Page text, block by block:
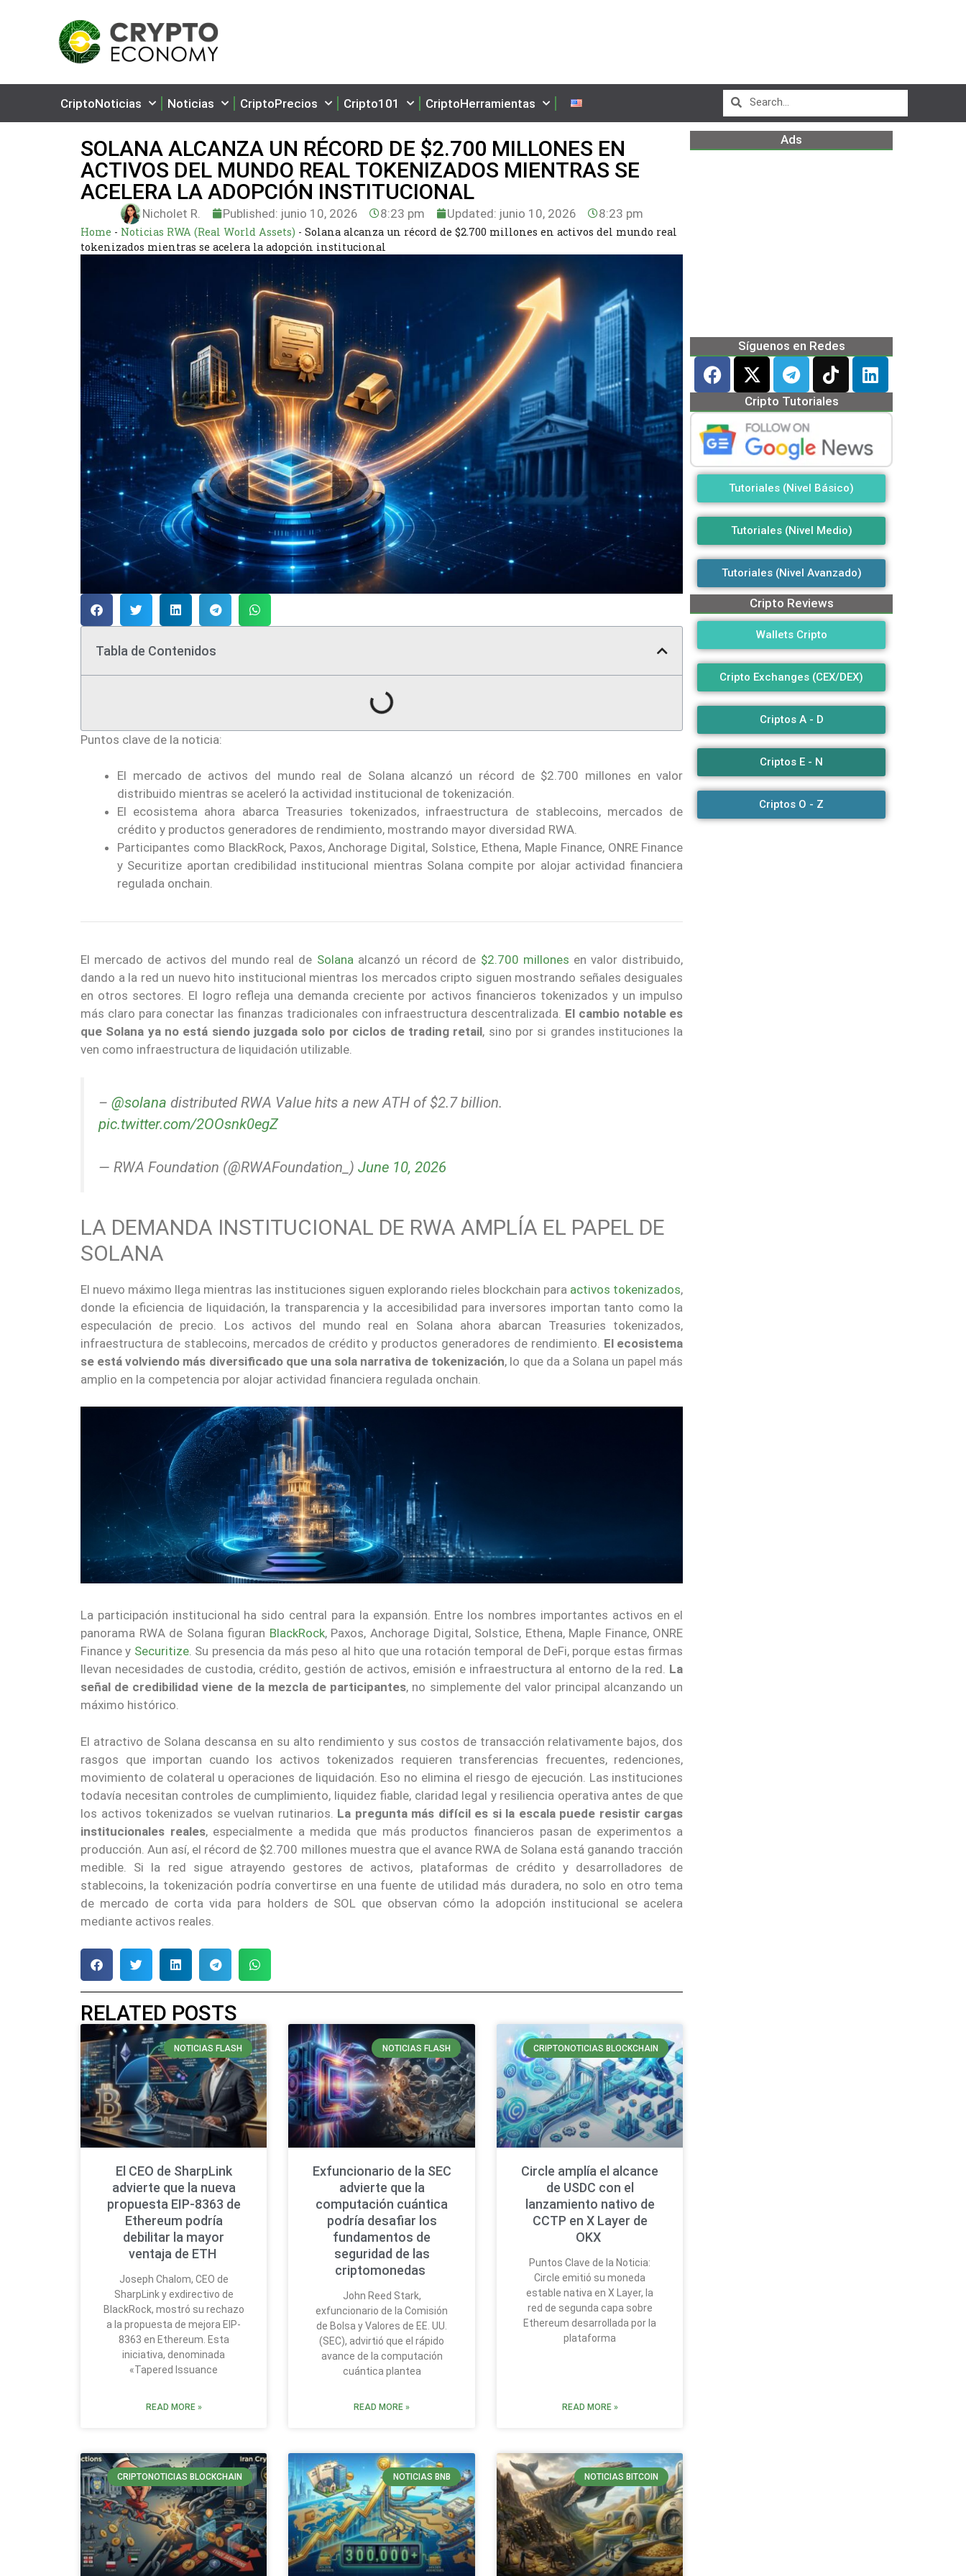
CriptoNoticias Noticias CriptoPrecios Cripto101 CriptoHerramientas
SOLANA ALCANZA UN RÉCORD DE $2.700 MILLONES EN
ACTIVOS DEL MUNDO REAL TOKENIZADOS MIENTRAS SE
ACELERA LA ADOPCIÓN INSTITUCIONAL
Nicholet R. Published: junio 10, 2026 8:23 pm Updated: junio 10, 2026 8:23 pm
Home - Noticias RWA (Real World Assets) - Solana alcanza un récord de $2.700 millones en activos del mundo real
tokenizados mientras se acelera la adopción institucional
Tabla de Contenidos
Puntos clave de la noticia:
El mercado de activos del mundo real de Solana alcanzó un récord de $2.700 millones en valor
distribuido mientras se aceleró la actividad institucional de tokenización.
El ecosistema ahora abarca Treasuries tokenizados, infraestructura de stablecoins, mercados de
crédito y productos generadores de rendimiento, mostrando mayor diversidad RWA.
Participantes como BlackRock, Paxos, Anchorage Digital, Solstice, Ethena, Maple Finance, ONRE Finance
y Securitize aportan credibilidad institucional mientras Solana compite por alojar actividad financiera
regulada onchain.
El mercado de activos del mundo real de Solanaalcanzó un récord de $2.700 millones en valor distribuido,
dando a la red un nuevo hito institucional mientras los mercados cripto siguen mostrando señales desiguales
en otros sectores. El logro refleja una demanda creciente por activos financieros tokenizados y un impulso
más claro para conectar las finanzas tradicionales con infraestructura descentralizada. El cambio notable es
que Solana ya no está siendo juzgada solo por ciclos de trading retail, sino por si grandes instituciones la
ven como infraestructura de liquidación utilizable.
– @solana distributed RWA Value hits a new ATH of $2.7 billion.
pic.twitter.com/2OOsnk0egZ
— RWA Foundation (@RWAFoundation_) June 10, 2026
LA DEMANDA INSTITUCIONAL DE RWA AMPLÍA EL PAPEL DE
SOLANA
El nuevo máximo llega mientras las instituciones siguen explorando rieles blockchain para activos tokenizados,
donde la eficiencia de liquidación, la transparencia y la accesibilidad para inversores importan tanto como la
especulación de precio. Los activos del mundo real en Solana ahora abarcan Treasuries tokenizados,
infraestructura de stablecoins, mercados de crédito y productos generadores de rendimiento. El ecosistema
se está volviendo más diversificado que una sola narrativa de tokenización, lo que da a Solana un papel más
amplio en la competencia por alojar actividad financiera regulada onchain.
La participación institucional ha sido central para la expansión. Entre los nombres importantes activos en el
panorama RWA de Solana figuran BlackRock, Paxos, Anchorage Digital, Solstice, Ethena, Maple Finance, ONRE
Finance y Securitize. Su presencia da más peso al hito que una rotación temporal de DeFi, porque estas firmas
llevan necesidades de custodia, crédito, gestión de activos, emisión e infraestructura al entorno de la red. La
señal de credibilidad viene de la mezcla de participantes, no simplemente del valor principal alcanzando un
máximo histórico.
El atractivo de Solana descansa en su alto rendimiento y sus costos de transacción relativamente bajos, dos
rasgos que importan cuando los activos tokenizados requieren transferencias frecuentes, redenciones,
movimiento de colateral u operaciones de liquidación. Eso no elimina el riesgo de ejecución. Las instituciones
todavía necesitan controles de cumplimiento, liquidez fiable, claridad legal y resiliencia operativa antes de que
los activos tokenizados se vuelvan rutinarios. La pregunta más difícil es si la escala puede resistir cargas
institucionales reales, especialmente a medida que más productos financieros pasan de experimentos a
producción. Aun así, el récord de $2.700 millones muestra que el avance RWA de Solana está ganando tracción
medible. Si la red sigue atrayendo gestores de activos, plataformas de crédito y desarrolladores de
stablecoins, la tokenización podría convertirse en una fuente de utilidad más duradera, no solo en otro tema
de mercado de corta vida para holders de SOL que observan cómo la adopción institucional se acelera
mediante activos reales.
RELATED POSTS
NOTICIAS FLASH
El CEO de SharpLink
advierte que la nueva
propuesta EIP-8363 de
Ethereum podría
debilitar la mayor
ventaja de ETH
Joseph Chalom, CEO de
SharpLink y exdirectivo de
BlackRock, mostró su rechazo
a la propuesta de mejora EIP-
8363 en Ethereum. Esta
iniciativa, denominada
«Tapered Issuance
READ MORE »
NOTICIAS FLASH
Exfuncionario de la SEC
advierte que la
computación cuántica
podría desafiar los
fundamentos de
seguridad de las
criptomonedas
John Reed Stark,
exfuncionario de la Comisión
de Bolsa y Valores de EE. UU.
(SEC), advirtió que el rápido
avance de la computación
cuántica plantea
READ MORE »
CRIPTONOTICIAS BLOCKCHAIN
Circle amplía el alcance
de USDC con el
lanzamiento nativo de
CCTP en X Layer de
OKX
Puntos Clave de la Noticia:
Circle emitió su moneda
estable nativa en X Layer, la
red de segunda capa sobre
Ethereum desarrollada por la
plataforma
READ MORE »
CRIPTONOTICIAS BLOCKCHAIN NOTICIAS BNB NOTICIAS BITCOIN
Ads
Síguenos en Redes
Cripto Tutoriales
Tutoriales (Nivel Básico)
Tutoriales (Nivel Medio)
Tutoriales (Nivel Avanzado)
Cripto Reviews
Wallets Cripto
Cripto Exchanges (CEX/DEX)
Criptos A - D
Criptos E - N
Criptos O - Z